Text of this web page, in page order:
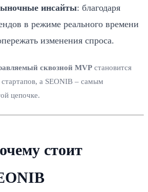
инсайты: благодаря
в режиме реального времени
изменения спроса.
сквозной MVP становится
а SEONIB – самым
цепочке.
стоит